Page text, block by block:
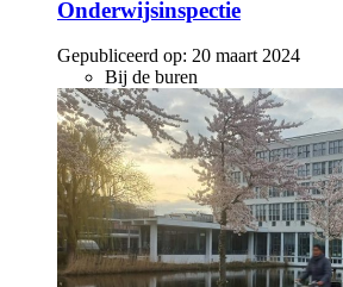
Onderwijsinspectie
Gepubliceerd op: 20 maart 2024
Bij de buren